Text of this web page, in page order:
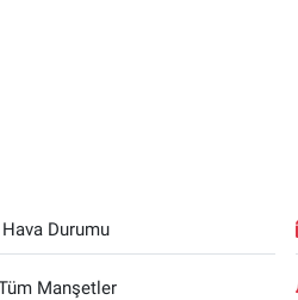
Hava Durumu
Manşetler